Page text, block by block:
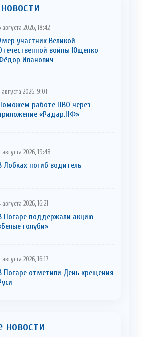
августа 2026, 18:42
участник Великой
войны Ющенко
Иванович
августа 2026, 9:01
работе ПВО через
«Радар.НФ»
августа 2026, 19:48
Лобках погиб водитель
августа 2026, 16:21
Погаре поддержали акцию
голуби»
августа 2026, 16:17
Погаре отметили День крещения
новости